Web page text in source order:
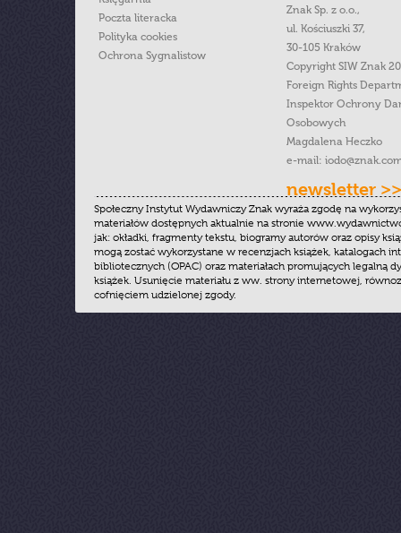
Poczta literacka
Polityka cookies
Ochrona Sygnalistow
Znak Sp. z o.o.,
ul. Kościuszki 37,
30-105 Kraków
Copyright SIW Znak
Foreign Rights
Inspektor Ochrony
Osobowych
Magdalena Heczko
e-mail:
newsletter >>
Społeczny Instytut Wydawniczy Znak wyraża zgodę na
materiałów dostępnych aktualnie na stronie
jak: okładki, fragmenty tekstu, biogramy autorów oraz opisy
mogą zostać wykorzystane w recenzjach książek, katalogach
bibliotecznych (OPAC) oraz materiałach promujących legalną
książek. Usunięcie materiału z ww. strony internetowej,
cofnięciem udzielonej zgody.